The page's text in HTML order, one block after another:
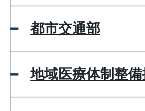
都市交通部
地域医療体制整